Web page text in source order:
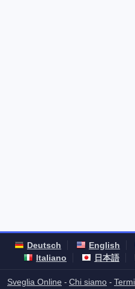
Deutsch English
Italiano
日本語
Sveglia Online - Chi siamo -